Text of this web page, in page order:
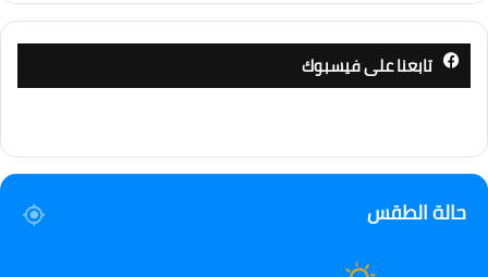
تابعنا على فيسبوك
حالة الطقس